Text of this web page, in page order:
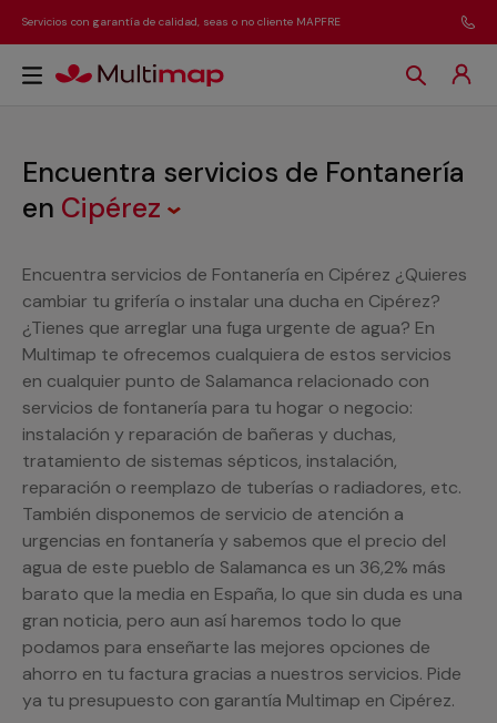
Servicios con garantía de calidad, seas o no cliente MAPFRE
Encuentra servicios de Fontanería
en Cipérez
Encuentra servicios de Fontanería en Cipérez ¿Quieres
cambiar tu grifería o instalar una ducha en Cipérez?
¿Tienes que arreglar una fuga urgente de agua? En
Multimap te ofrecemos cualquiera de estos servicios
en cualquier punto de Salamanca relacionado con
servicios de fontanería para tu hogar o negocio:
instalación y reparación de bañeras y duchas,
tratamiento de sistemas sépticos, instalación,
reparación o reemplazo de tuberías o radiadores, etc.
También disponemos de servicio de atención a
urgencias en fontanería y sabemos que el precio del
agua de este pueblo de Salamanca es un 36,2% más
barato que la media en España, lo que sin duda es una
gran noticia, pero aun así haremos todo lo que
podamos para enseñarte las mejores opciones de
ahorro en tu factura gracias a nuestros servicios. Pide
ya tu presupuesto con garantía Multimap en Cipérez.